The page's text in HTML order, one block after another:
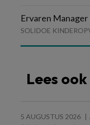
Ervaren
SOLIDOE
Lees ook
5 AUGUSTUS 2026